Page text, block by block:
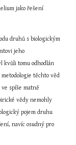
jako řešení
druhů s biologickým
jeho
kvůli tomu odhodlán
těchto věd
spíše matně
vědy nemohly
pojem druhu
navíc osudný pro